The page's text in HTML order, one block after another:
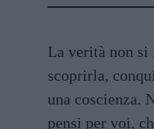
La verità non si
scoprirla,
una coscienza.
pensi per voi,